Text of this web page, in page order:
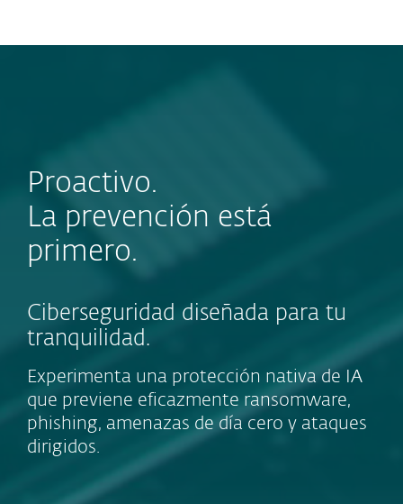
Proactivo.
La prevención está
primero.
Ciberseguridad diseñada para tu
tranquilidad.
Experimenta una protección nativa de IA
que previene eficazmente ransomware,
phishing, amenazas de día cero y ataques
dirigidos.